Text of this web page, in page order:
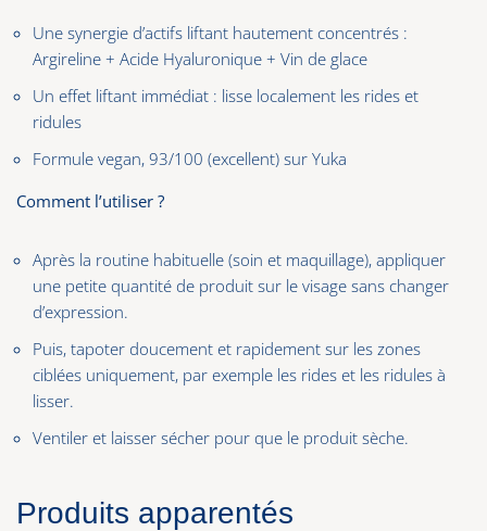
Une synergie d’actifs liftant hautement concentrés :
Argireline + Acide Hyaluronique + Vin de glace
Un effet liftant immédiat : lisse localement les rides et
ridules
Formule vegan, 93/100 (excellent) sur Yuka
Comment l’utiliser ?
Après la routine habituelle (soin et maquillage), appliquer
une petite quantité de produit sur le visage sans changer
d’expression.
Puis, tapoter doucement et rapidement sur les zones
ciblées uniquement, par exemple les rides et les ridules à
lisser.
Ventiler et laisser sécher pour que le produit sèche.
Produits apparentés